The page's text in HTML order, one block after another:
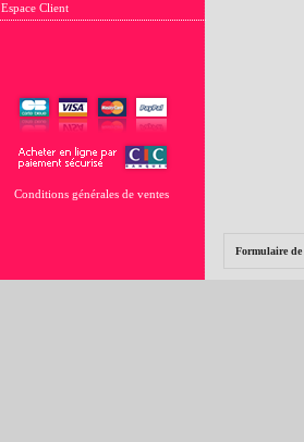
Espace Client
Conditions générales de ventes
Formulaire de